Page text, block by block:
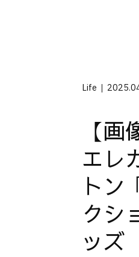
Life
【
エレ
トン
クシ
ッズ